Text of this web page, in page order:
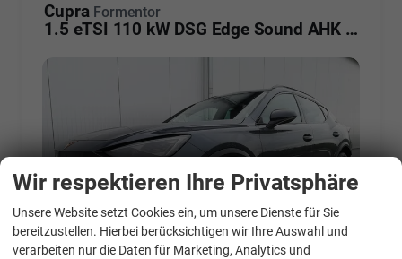
Cupra Formentor
1.5 eTSI 110 kW DSG Edge Sound AHK ACC LED
Wir respektieren Ihre Privatsphäre
Unsere Website setzt Cookies ein, um unsere Dienste für Sie
bereitzustellen. Hierbei berücksichtigen wir Ihre Auswahl und
verarbeiten nur die Daten für Marketing, Analytics und